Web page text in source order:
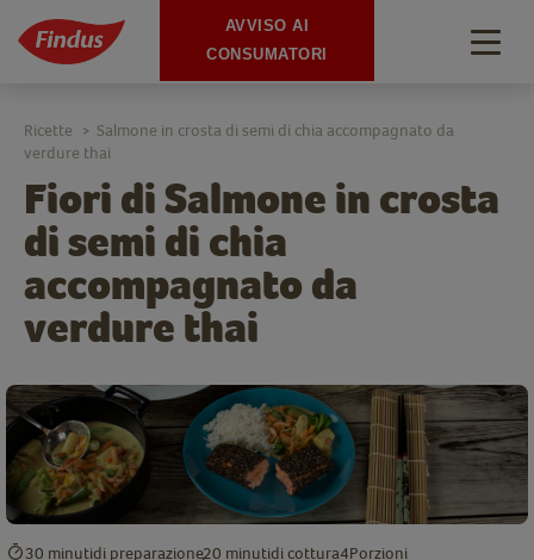
Fiori di Salmone in crosta
di semi di chia
accompagnato da
verdure thai
Ricette > Salmone in crosta di semi di chia accompagnato da
verdure thai
30 minutidi preparazione20 minutidi cottura4Porzioni
AVVISO AI
CONSUMATORI